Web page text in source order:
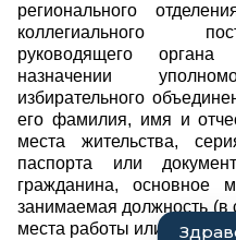
регионального
коллегиального
руководящего
назначении
избирательного
его фамилия, имя и
места жительства,
паспорта или
гражданина, основное
занимаемая должность (в
места работы или службы